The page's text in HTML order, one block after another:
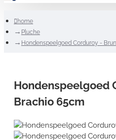
home
Pluche
Hondenspeelgoed Corduroy -
Hondenspeelgoed
Brachio 65cm